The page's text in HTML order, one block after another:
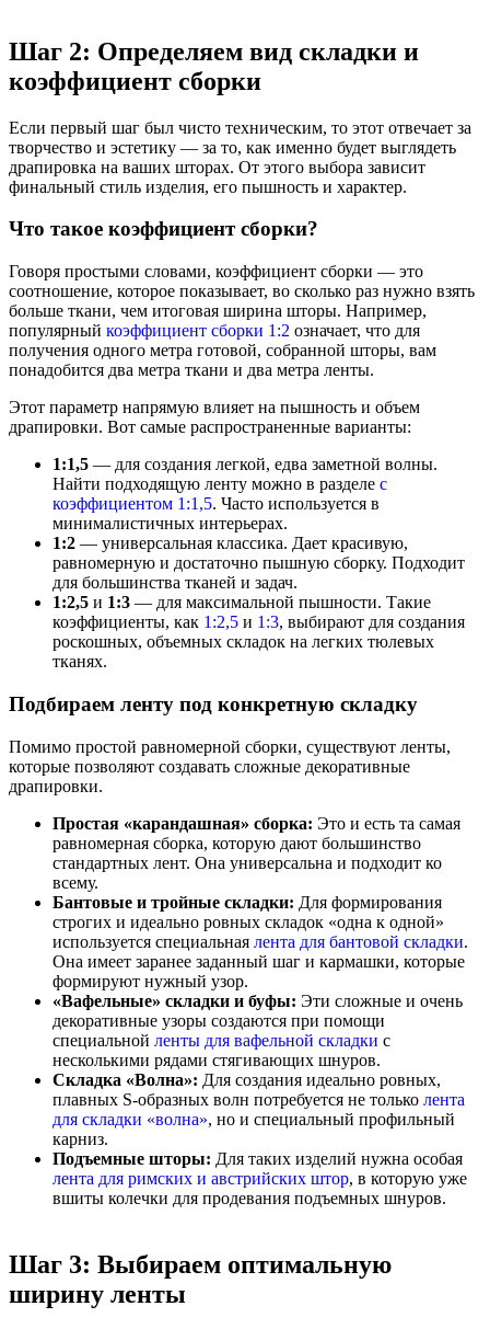
Шаг 2: Определяем вид складки и
коэффициент сборки
Если первый шаг был чисто техническим, то этот отвечает за
творчество и эстетику — за то, как именно будет выглядеть
драпировка на ваших шторах. От этого выбора зависит
финальный стиль изделия, его пышность и характер.
Что такое коэффициент сборки?
Говоря простыми словами, коэффициент сборки — это
соотношение, которое показывает, во сколько раз нужно взять
больше ткани, чем итоговая ширина шторы. Например,
популярный коэффициент сборки 1:2 означает, что для
получения одного метра готовой, собранной шторы, вам
понадобится два метра ткани и два метра ленты.
Этот параметр напрямую влияет на пышность и объем
драпировки. Вот самые распространенные варианты:
1:1,5 — для создания легкой, едва заметной волны.
Найти подходящую ленту можно в разделе с
коэффициентом 1:1,5. Часто используется в
минималистичных интерьерах.
1:2 — универсальная классика. Дает красивую,
равномерную и достаточно пышную сборку. Подходит
для большинства тканей и задач.
1:2,5 и 1:3 — для максимальной пышности. Такие
коэффициенты, как 1:2,5 и 1:3, выбирают для создания
роскошных, объемных складок на легких тюлевых
тканях.
Подбираем ленту под конкретную складку
Помимо простой равномерной сборки, существуют ленты,
которые позволяют создавать сложные декоративные
драпировки.
Простая «карандашная» сборка: Это и есть та самая
равномерная сборка, которую дают большинство
стандартных лент. Она универсальна и подходит ко
всему.
Бантовые и тройные складки: Для формирования
строгих и идеально ровных складок «одна к одной»
используется специальная лента для бантовой складки.
Она имеет заранее заданный шаг и кармашки, которые
формируют нужный узор.
«Вафельные» складки и буфы: Эти сложные и очень
декоративные узоры создаются при помощи
специальной ленты для вафельной складки с
несколькими рядами стягивающих шнуров.
Складка «Волна»: Для создания идеально ровных,
плавных S-образных волн потребуется не только лента
для складки «волна», но и специальный профильный
карниз.
Подъемные шторы: Для таких изделий нужна особая
лента для римских и австрийских штор, в которую уже
вшиты колечки для продевания подъемных шнуров.
Шаг 3: Выбираем оптимальную
ширину ленты